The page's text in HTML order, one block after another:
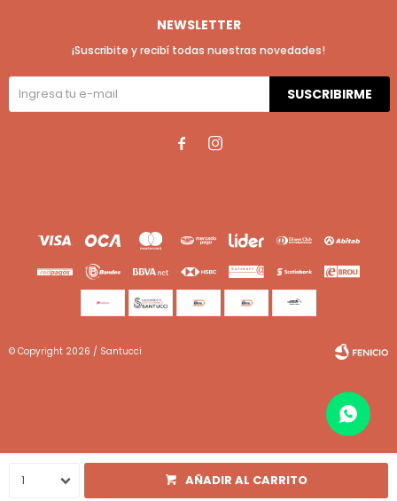
1 AÑADIR AL CARRITO
NEWSLETTER
¡Suscribite y recibí todas nuestras novedades!
SUSCRIBIRME
 
© Copyright 2026 / Santucci